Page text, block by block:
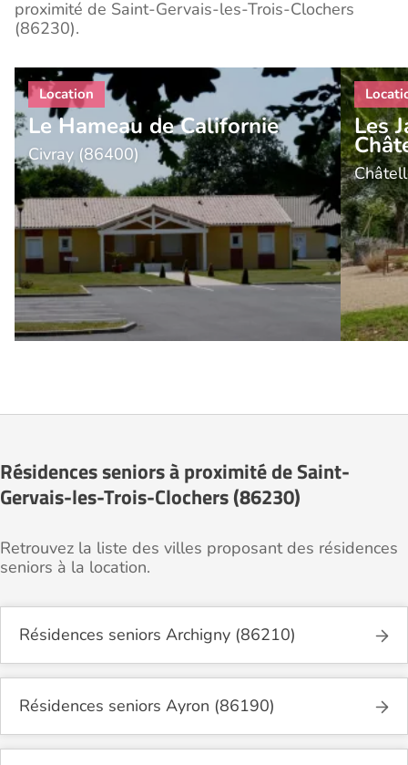
proximité de Saint-Gervais-les-Trois-Clochers
(86230).
Le Hameau de Californie
Civray (86400)
Les
Résidences seniors à proximité de Saint-
Gervais-les-Trois-Clochers (86230)
Retrouvez la liste des villes proposant des résidences
seniors à la location.
Résidences seniors Archigny (86210)
Résidences seniors Ayron (86190)